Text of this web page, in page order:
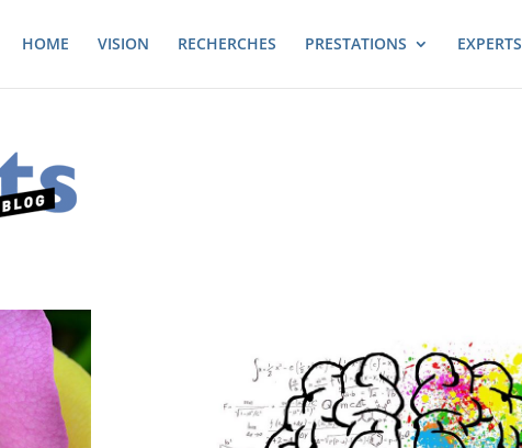
HOME VISION RECHERCHES PRESTATIONS EXPERTS